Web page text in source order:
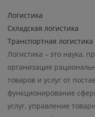
Логистика
Складская логистика
Транспортная логистика
Логистика – это наука,
организация
товаров и услуг от
функционирование
услуг, управление